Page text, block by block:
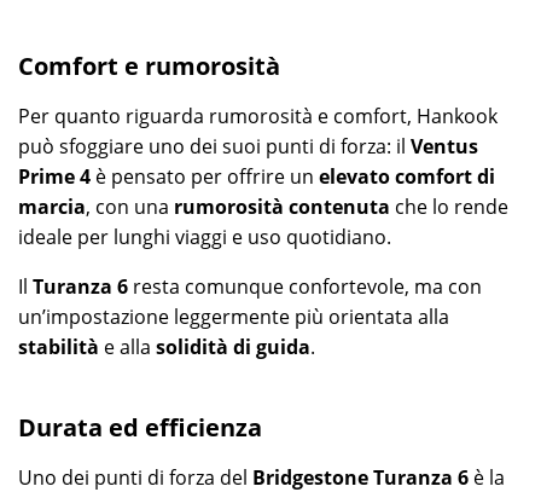
Comfort e rumorosità
Per quanto riguarda rumorosità e comfort, Hankook
può sfoggiare uno dei suoi punti di forza: il Ventus
Prime 4 è pensato per offrire un elevato comfort di
marcia, con una rumorosità contenuta che lo rende
ideale per lunghi viaggi e uso quotidiano.
Il Turanza 6 resta comunque confortevole, ma con
un’impostazione leggermente più orientata alla
stabilità e alla solidità di guida.
Durata ed efficienza
Uno dei punti di forza del Bridgestone Turanza 6 è la